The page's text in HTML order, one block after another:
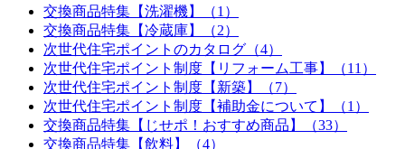
交換商品特集【洗濯機】（1）
交換商品特集【冷蔵庫】（2）
次世代住宅ポイントのカタログ（4）
次世代住宅ポイント制度【リフォーム工事】（11）
次世代住宅ポイント制度【新築】（7）
次世代住宅ポイント制度【補助金について】（1）
交換商品特集【じせポ！おすすめ商品】（33）
交換商品特集【飲料】（4）